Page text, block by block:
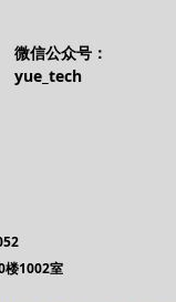
微信公众号：
yue_tech
楼1002室